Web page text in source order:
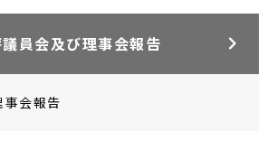
員会及び理事会報告
事会報告